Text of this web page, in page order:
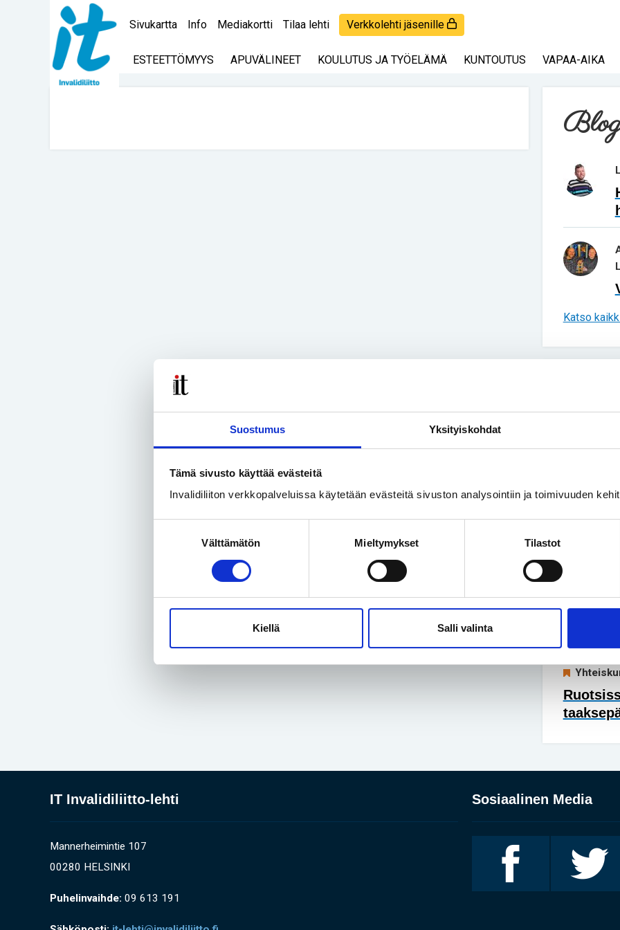
Suostumus Yksityiskohdat
Tämä sivusto käyttää evästeitä
Invalidiliiton verkkopalveluissa käytetään evästeitä sivuston analysointiin ja toimivuuden
Välttämätön Mieltymykset Tilastot
Kiellä Salli valinta
Sivukartta Info Mediakortti Tilaa lehti Verkkolehti jäsenille
ESTEETTÖMYYS APUVÄLINEET KOULUTUS JA TYÖELÄMÄ KUNTOUTUS VAPAA-AIKA
Katso
Perhe
IT Invalidiliitto-lehti
Mannerheimintie 107
00280 HELSINKI
Puhelinvaihde: 09 613 191
Sosiaalinen Media
Invalidiliitto
Facebookissa
Invalidiliitto
Twitterissä